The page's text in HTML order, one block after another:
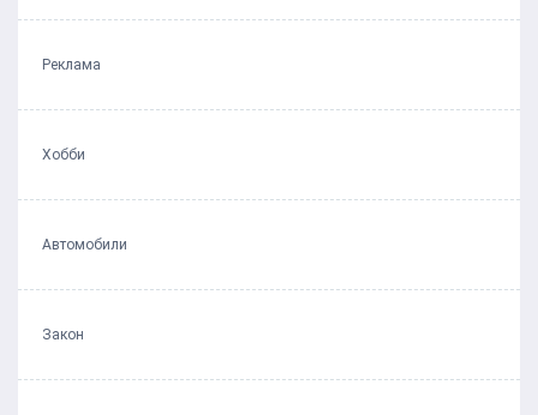
Реклама
Хобби
Автомобили
Закон